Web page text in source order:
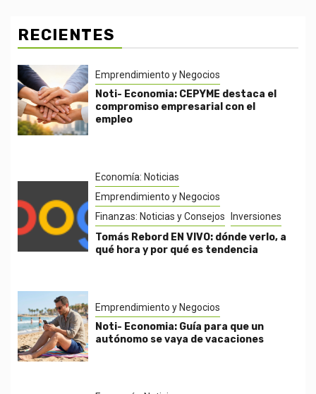
RECIENTES
Emprendimiento y Negocios
Noti- Economia: CEPYME destaca el
compromiso empresarial con el
empleo
Economía: Noticias
Emprendimiento y Negocios
Finanzas: Noticias y Consejos
Inversiones
Tomás Rebord EN VIVO: dónde verlo, a
qué hora y por qué es tendencia
Emprendimiento y Negocios
Noti- Economia: Guía para que un
autónomo se vaya de vacaciones